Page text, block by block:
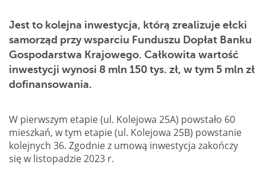
Jest to kolejna inwestycja, którą zrealizuje ełcki
samorząd przy wsparciu Funduszu Dopłat Banku
Gospodarstwa Krajowego. Całkowita wartość
inwestycji wynosi 8 mln 150 tys. zł, w tym 5 mln zł
dofinansowania.
W pierwszym etapie (ul. Kolejowa 25A) powstało 60
mieszkań, w tym etapie (ul. Kolejowa 25B) powstanie
kolejnych 36. Zgodnie z umową inwestycja zakończy
się w listopadzie 2023 r.